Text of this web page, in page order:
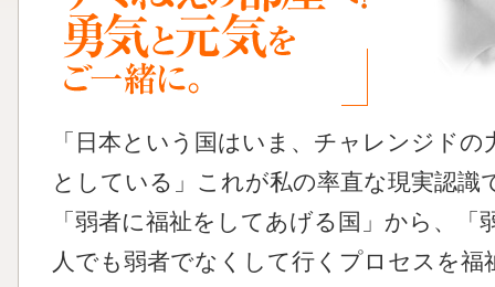
「日本という国はいま、チャレンジドの
としている」これが私の率直な現実認識
「弱者に福祉をしてあげる国」から、「
人でも弱者でなくして行くプロセスを福